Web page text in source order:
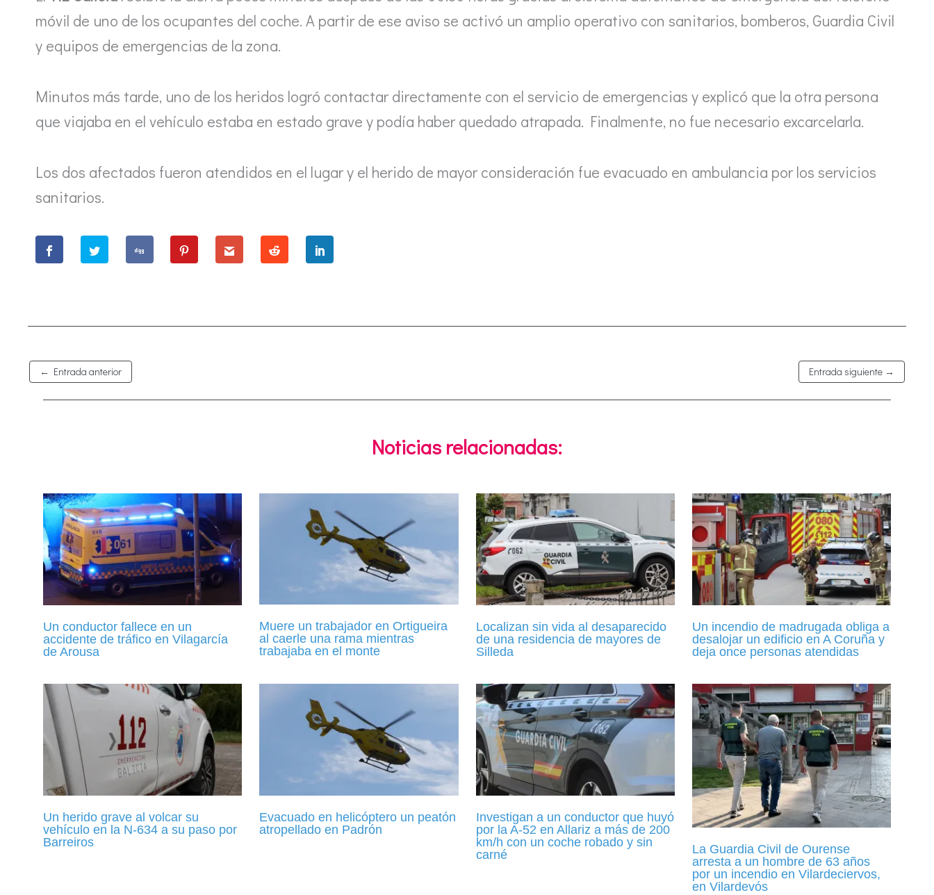
móvil de uno de los ocupantes del coche. A partir de ese aviso se activó un amplio operativo con sanitarios, bomberos, Guardia Civil
y equipos de emergencias de la zona.
Minutos más tarde, uno de los heridos logró contactar directamente con el servicio de emergencias y explicó que la otra persona
que viajaba en el vehículo estaba en estado grave y podía haber quedado atrapada. Finalmente, no fue necesario excarcelarla.
Los dos afectados fueron atendidos en el lugar y el herido de mayor consideración fue evacuado en ambulancia por los servicios
sanitarios.
← Entrada anterior Entrada siguiente →
Noticias relacionadas:
Un conductor fallece en un
accidente de tráfico en Vilagarcía
de Arousa
Muere un trabajador en Ortigueira
al caerle una rama mientras
trabajaba en el monte
Localizan sin vida al desaparecido
de una residencia de mayores de
Silleda
Un incendio de madrugada obliga a
desalojar un edificio en A Coruña y
deja once personas atendidas
Un herido grave al volcar su
vehículo en la N-634 a su paso por
Barreiros
Evacuado en helicóptero un peatón
atropellado en Padrón
Investigan a un conductor que huyó
por la A-52 en Allariz a más de 200
km/h con un coche robado y sin
carné
La Guardia Civil de Ourense
arresta a un hombre de 63 años
por un incendio en Vilardeciervos,
en Vilardevós